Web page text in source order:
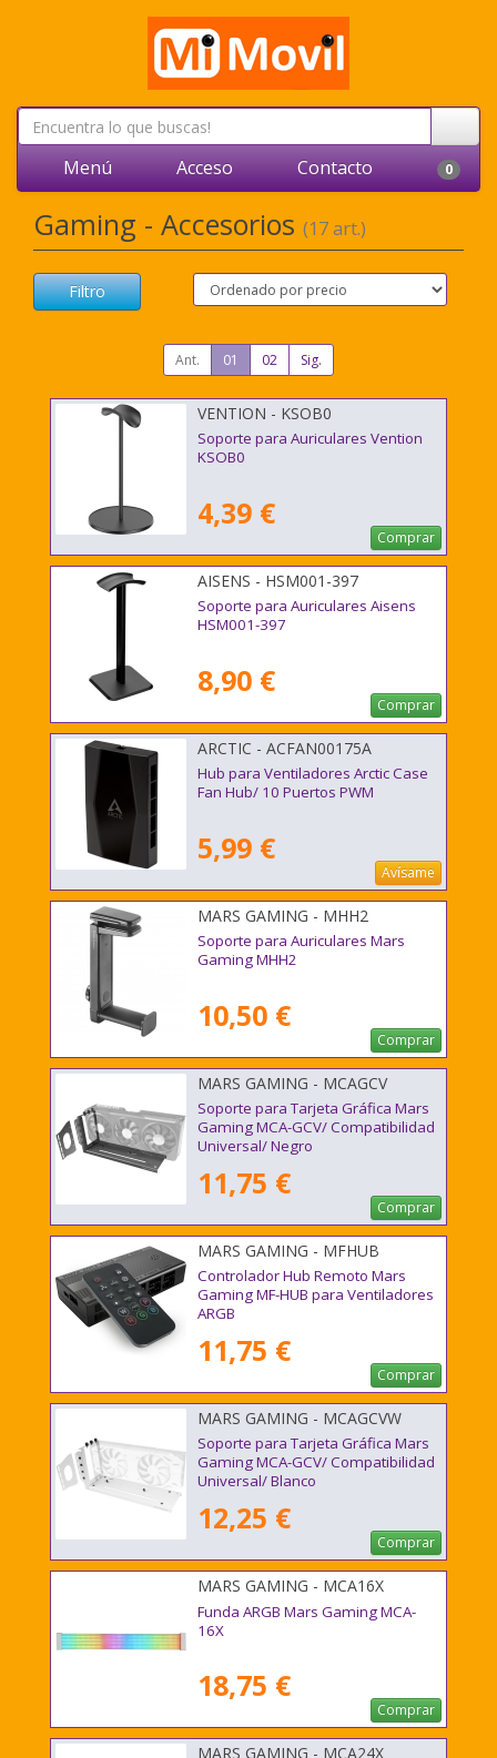
Menú Acceso Contacto 0
Gaming - Accesorios (17 art.)
Filtro
Ant. 01 02 Sig.
VENTION - KSOB0
Soporte para Auriculares Vention
KSOB0
4,39 €
Comprar
AISENS - HSM001-397
Soporte para Auriculares Aisens
HSM001-397
8,90 €
Comprar
ARCTIC - ACFAN00175A
Hub para Ventiladores Arctic Case
Fan Hub/ 10 Puertos PWM
5,99 €
Avísame
MARS GAMING - MHH2
Soporte para Auriculares Mars
Gaming MHH2
10,50 €
Comprar
MARS GAMING - MCAGCV
Soporte para Tarjeta Gráfica Mars
Gaming MCA-GCV/ Compatibilidad
Universal/ Negro
11,75 €
Comprar
MARS GAMING - MFHUB
Controlador Hub Remoto Mars
Gaming MF-HUB para Ventiladores
ARGB
11,75 €
Comprar
MARS GAMING - MCAGCVW
Soporte para Tarjeta Gráfica Mars
Gaming MCA-GCV/ Compatibilidad
Universal/ Blanco
12,25 €
Comprar
MARS GAMING - MCA16X
Funda ARGB Mars Gaming MCA-
16X
18,75 €
Comprar
MARS GAMING - MCA24X